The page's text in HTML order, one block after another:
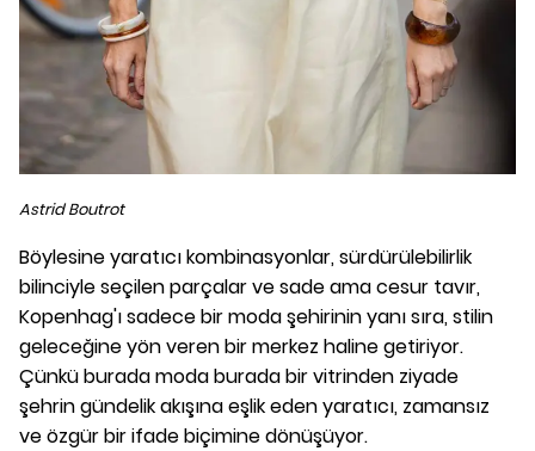
Astrid Boutrot
Böylesine yaratıcı kombinasyonlar, sürdürülebilirlik
bilinciyle seçilen parçalar ve sade ama cesur tavır,
Kopenhag'ı sadece bir moda şehirinin yanı sıra, stilin
geleceğine yön veren bir merkez haline getiriyor.
Çünkü burada moda burada bir vitrinden ziyade
şehrin gündelik akışına eşlik eden yaratıcı, zamansız
ve özgür bir ifade biçimine dönüşüyor.